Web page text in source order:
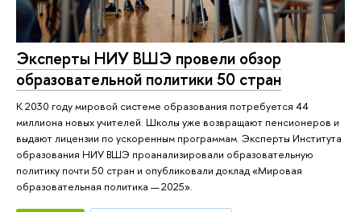
Эксперты НИУ ВШЭ провели обзор
образовательной политики 50 стран
К 2030 году мировой системе образования потребуется 44
миллиона новых учителей. Школы уже возвращают пенсионеров и
выдают лицензии по ускоренным программам. Эксперты Института
образования НИУ ВШЭ проанализировали образовательную
политику почти 50 стран и опубликовали доклад «Мировая
образовательная политика — 2025».